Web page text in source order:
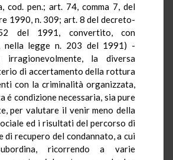
cod. pen.; art. 74, comma 7, del
1990, n. 309; art. 8 del decreto-
del 1991, convertito, con
nella legge n. 203 del 1991) -
irragionevolmente, la diversa
di accertamento della rottura
con la criminalità organizzata,
é condizione necessaria, sia pure
per valutare il venir meno della
ed i risultati del percorso di
di recupero del condannato, a cui
ricorrendo a varie